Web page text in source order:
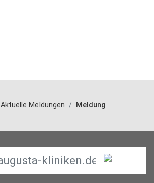
Aktuelle Meldungen Meldung